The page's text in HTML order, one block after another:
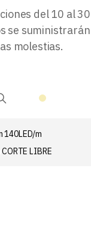
del 10 al 30
se suministrarán
molestias.
140LED/m
LIBRE